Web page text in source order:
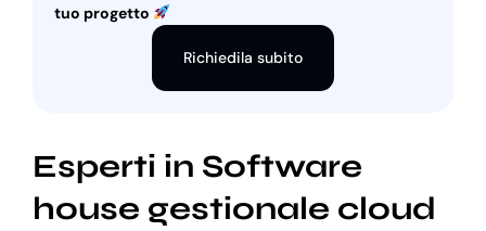
tuo progetto
Richiedila subito
Esperti in Software
house gestionale cloud